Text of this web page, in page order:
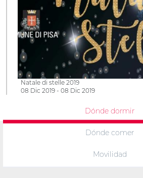
Natale di stelle 2019
08 Dic 2019 - 08 Dic 2019
Dónde dormir
Dónde comer
Movilidad